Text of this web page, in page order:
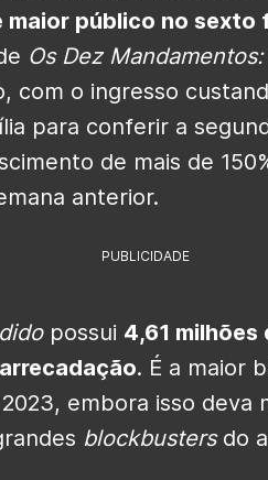
maior público no sexto
Os Dez
com o ingresso
para conferir a
de mais de
anterior.
PUBLICIDADE
possui 4,61
. É a maior
embora isso deva
blockbustersdo